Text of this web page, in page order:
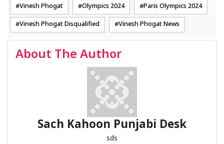
Vinesh Phogat Olympics 2024 Paris Olympics 2024
Vinesh Phogat Disqualified Vinesh Phogat News
About The Author
Sach Kahoon Punjabi Desk
sds